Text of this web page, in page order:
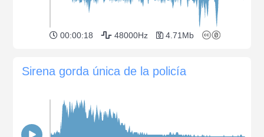
00:00:18 48000Hz 4.71Mb
Sirena gorda única de la policía